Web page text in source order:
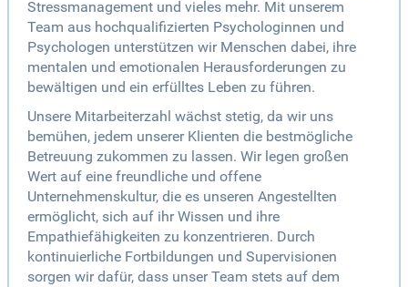
Stressmanagement und vieles mehr. Mit unserem
Team aus hochqualifizierten Psychologinnen und
Psychologen unterstützen wir Menschen dabei, ihre
mentalen und emotionalen Herausforderungen zu
bewältigen und ein erfülltes Leben zu führen.
Unsere Mitarbeiterzahl wächst stetig, da wir uns
bemühen, jedem unserer Klienten die bestmögliche
Betreuung zukommen zu lassen. Wir legen großen
Wert auf eine freundliche und offene
Unternehmenskultur, die es unseren Angestellten
ermöglicht, sich auf ihr Wissen und ihre
Empathiefähigkeiten zu konzentrieren. Durch
kontinuierliche Fortbildungen und Supervisionen
sorgen wir dafür, dass unser Team stets auf dem